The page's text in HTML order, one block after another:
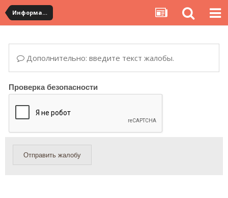
Информация по полученным посылкам
Дополнительно: введите текст жалобы.
Проверка безопасности
Отправить жалобу